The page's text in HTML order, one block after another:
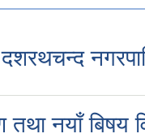
तथा नयाँ